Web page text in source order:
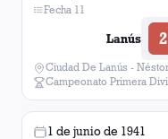
Fecha 11
Lanús 2
Ciudad De Lanús -
Campeonato Primera
1 de junio de 1941